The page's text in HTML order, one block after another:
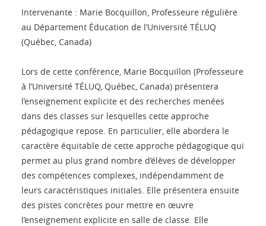
Intervenante : Marie Bocquillon, Professeure régulière
au Département Éducation de l’Université TÉLUQ
(Québec, Canada)
Lors de cette conférence, Marie Bocquillon (Professeure
à l’Université TÉLUQ, Québec, Canada) présentera
l’enseignement explicite et des recherches menées
dans des classes sur lesquelles cette approche
pédagogique repose. En particulier, elle abordera le
caractère équitable de cette approche pédagogique qui
permet au plus grand nombre d’élèves de développer
des compétences complexes, indépendamment de
leurs caractéristiques initiales. Elle présentera ensuite
des pistes concrètes pour mettre en œuvre
l’enseignement explicite en salle de classe. Elle